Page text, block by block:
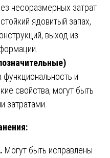
несоразмерных затрат
ядовитый запах,
выход из
и
свойства, могут быть
затратами.
Могут быть исправлены